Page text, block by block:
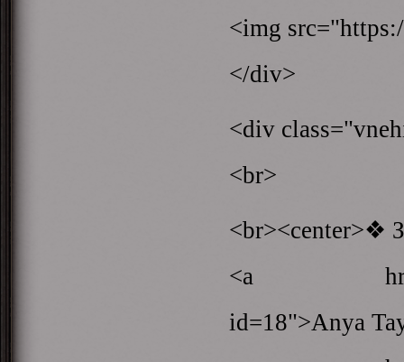
<img
</div>
<div
<br>
<br><center>❖
<a
id=18">Anya